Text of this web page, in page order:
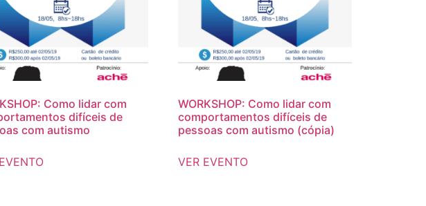
Como lidar com
difíceis de
com autismo
WORKSHOP: Como lidar com
comportamentos difíceis de
pessoas com autismo (cópia)
VER EVENTO